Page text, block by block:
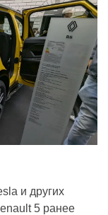
и других
5 ранее